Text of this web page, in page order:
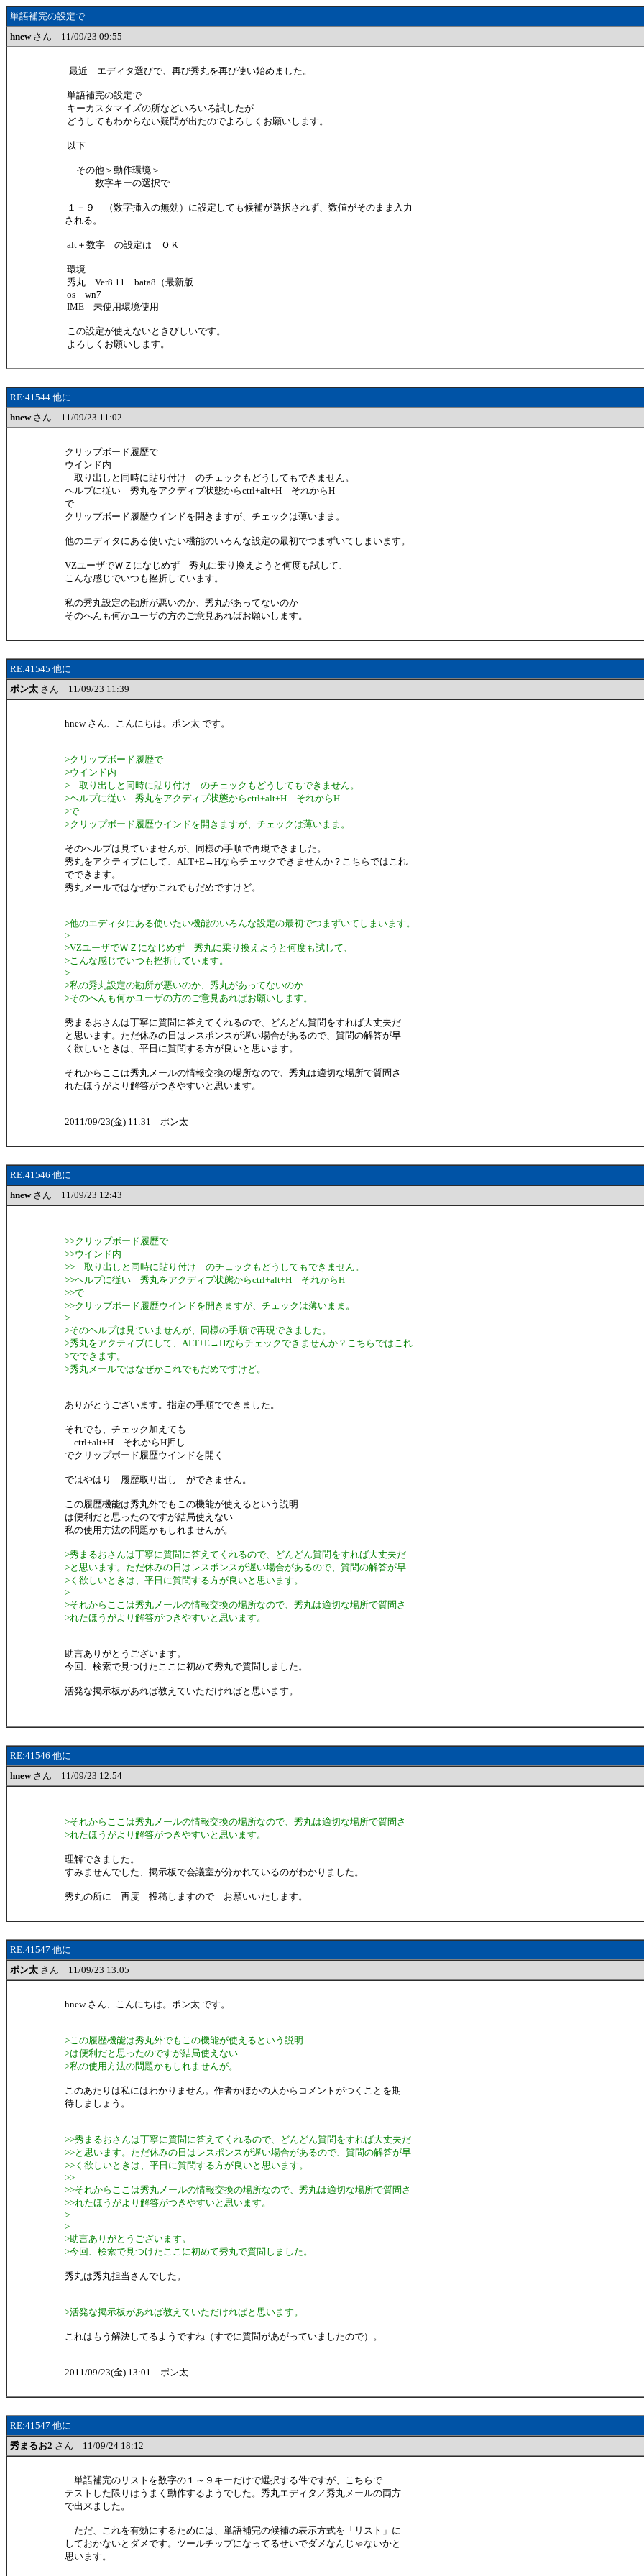
単語補完の設定で
hnewさん 11/09/23 09:55
最近 エディタ選びで、再び秀丸を再び使い始めました。
単語補完の設定で
キーカスタマイズの所などいろいろ試したが
どうしてもわからない疑問が出たのでよろしくお願いします。
以下
その他＞動作環境＞
数字キーの選択で
１－９ （数字挿入の無効）に設定しても候補が選択されず、数値がそのまま入力
される。
alt＋数字 の設定は ＯＫ
環境
秀丸 Ver8.11 bata8（最新版
os wn7
IME 未使用環境使用
この設定が使えないときびしいです。
よろしくお願いします。
RE:41544 他に
hnewさん 11/09/23 11:02
クリップボード履歴で
ウインド内
取り出しと同時に貼り付け のチェックもどうしてもできません。
ヘルプに従い 秀丸をアクディブ状態からctrl+alt+H それからH
で
クリップボード履歴ウインドを開きますが、チェックは薄いまま。
他のエディタにある使いたい機能のいろんな設定の最初でつまずいてしまいます。
VZユーザでＷＺになじめず 秀丸に乗り換えようと何度も試して、
こんな感じでいつも挫折しています。
私の秀丸設定の勘所が悪いのか、秀丸があってないのか
そのへんも何かユーザの方のご意見あればお願いします。
RE:41545 他に
ポン太 さん 11/09/23 11:39
hnew さん、こんにちは。ポン太 です。
>クリップボード履歴で
>ウインド内
> 取り出しと同時に貼り付け のチェックもどうしてもできません。
>ヘルプに従い 秀丸をアクディブ状態からctrl+alt+H それからH
>で
>クリップボード履歴ウインドを開きますが、チェックは薄いまま。
そのヘルプは見ていませんが、同様の手順で再現できました。
秀丸をアクティブにして、ALT+E→Hならチェックできませんか？こちらではこれ
でできます。
秀丸メールではなぜかこれでもだめですけど。
>他のエディタにある使いたい機能のいろんな設定の最初でつまずいてしまいます。
>
>VZユーザでＷＺになじめず 秀丸に乗り換えようと何度も試して、
>こんな感じでいつも挫折しています。
>
>私の秀丸設定の勘所が悪いのか、秀丸があってないのか
>そのへんも何かユーザの方のご意見あればお願いします。
秀まるおさんは丁寧に質問に答えてくれるので、どんどん質問をすれば大丈夫だ
と思います。ただ休みの日はレスポンスが遅い場合があるので、質問の解答が早
く欲しいときは、平日に質問する方が良いと思います。
それからここは秀丸メールの情報交換の場所なので、秀丸は適切な場所で質問さ
れたほうがより解答がつきやすいと思います。
2011/09/23(金) 11:31 ポン太
RE:41546 他に
hnewさん 11/09/23 12:43
>>クリップボード履歴で
>>ウインド内
>> 取り出しと同時に貼り付け のチェックもどうしてもできません。
>>ヘルプに従い 秀丸をアクディブ状態からctrl+alt+H それからH
>>で
>>クリップボード履歴ウインドを開きますが、チェックは薄いまま。
>
>そのヘルプは見ていませんが、同様の手順で再現できました。
>秀丸をアクティブにして、ALT+E→Hならチェックできませんか？こちらではこれ
>でできます。
>秀丸メールではなぜかこれでもだめですけど。
ありがとうございます。指定の手順でできました。
それでも、チェック加えても
ctrl+alt+H それからH押し
でクリップボード履歴ウインドを開く
ではやはり 履歴取り出し ができません。
この履歴機能は秀丸外でもこの機能が使えるという説明
は便利だと思ったのですが結局使えない
私の使用方法の問題かもしれませんが。
>秀まるおさんは丁寧に質問に答えてくれるので、どんどん質問をすれば大丈夫だ
>と思います。ただ休みの日はレスポンスが遅い場合があるので、質問の解答が早
>く欲しいときは、平日に質問する方が良いと思います。
>
>それからここは秀丸メールの情報交換の場所なので、秀丸は適切な場所で質問さ
>れたほうがより解答がつきやすいと思います。
助言ありがとうございます。
今回、検索で見つけたここに初めて秀丸で質問しました。
活発な掲示板があれば教えていただければと思います。
RE:41546 他に
hnewさん 11/09/23 12:54
>それからここは秀丸メールの情報交換の場所なので、秀丸は適切な場所で質問さ
>れたほうがより解答がつきやすいと思います。
理解できました。
すみませんでした、掲示板で会議室が分かれているのがわかりました。
秀丸の所に 再度 投稿しますので お願いいたします。
RE:41547 他に
ポン太 さん 11/09/23 13:05
hnew さん、こんにちは。ポン太 です。
>この履歴機能は秀丸外でもこの機能が使えるという説明
>は便利だと思ったのですが結局使えない
>私の使用方法の問題かもしれませんが。
このあたりは私にはわかりません。作者かほかの人からコメントがつくことを期
待しましょう。
>>秀まるおさんは丁寧に質問に答えてくれるので、どんどん質問をすれば大丈夫だ
>>と思います。ただ休みの日はレスポンスが遅い場合があるので、質問の解答が早
>>く欲しいときは、平日に質問する方が良いと思います。
>>
>>それからここは秀丸メールの情報交換の場所なので、秀丸は適切な場所で質問さ
>>れたほうがより解答がつきやすいと思います。
>
>
>助言ありがとうございます。
>今回、検索で見つけたここに初めて秀丸で質問しました。
秀丸は秀丸担当さんでした。
>活発な掲示板があれば教えていただければと思います。
これはもう解決してるようですね（すでに質問があがっていましたので）。
2011/09/23(金) 13:01 ポン太
RE:41547 他に
秀まるお2 さん 11/09/24 18:12
単語補完のリストを数字の１～９キーだけで選択する件ですが、こちらで
テストした限りはうまく動作するようでした。秀丸エディタ／秀丸メールの両方
で出来ました。
ただ、これを有効にするためには、単語補完の候補の表示方式を「リスト」に
しておかないとダメです。ツールチップになってるせいでダメなんじゃないかと
思います。